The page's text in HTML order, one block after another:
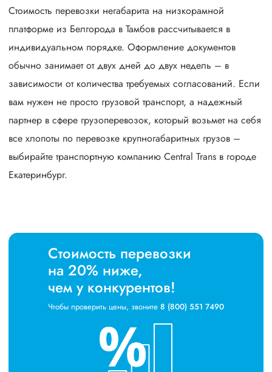
Стоимость перевозки негабарита на низкорамной
платформе из Белгорода в Тамбов рассчитывается в
индивидуальном порядке. Оформление документов
обычно занимает от двух дней до двух недель – в
зависимости от количества требуемых согласований. Если
вам нужен не просто грузовой транспорт, а надежный
партнер в сфере грузоперевозок, который возьмет на себя
все хлопоты по перевозке крупногабаритных грузов –
выбирайте транспортную компанию Central Trans в городе
Екатеринбург.
Стоимость перевозки
на 20% ниже,
чем у конкурентов!
Чтобы проверить цены, звоните 8 (800) 551 7490